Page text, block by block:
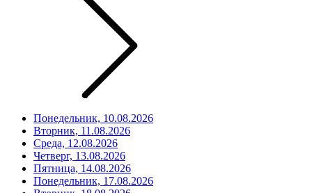
Понедельник, 10.08.2026
Вторник, 11.08.2026
Среда, 12.08.2026
Четверг, 13.08.2026
Пятница, 14.08.2026
Понедельник, 17.08.2026